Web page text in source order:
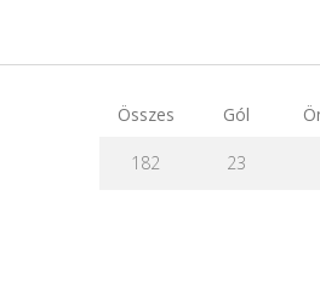
Összes Gól
182 23